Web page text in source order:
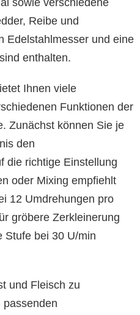
sowie verschiedene
Reibe und
Edelstahlmesser und eine
enthalten.
Ihnen viele
Funktionen der
Zunächst können Sie je
den
die richtige Einstellung
oder Mixing empfiehlt
12 Umdrehungen pro
gröbere Zerkleinerung
Stufe bei 30 U/min
und Fleisch zu
passenden